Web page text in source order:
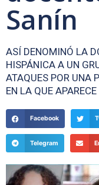
Sanín
ASÍ DENOMINÓ LA
HISPÁNICA A UN
ATAQUES POR UNA
EN LA QUE
Facebook
Telegram